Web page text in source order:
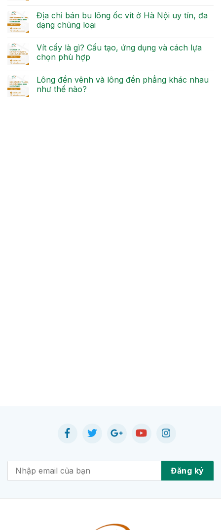
Địa chỉ bán bu lông ốc vít ở Hà Nội uy tín, đa
dạng chủng loại
Vít cấy là gì? Cấu tạo, ứng dụng và cách lựa
chọn phù hợp
Lông đền vênh và lông đền phẳng khác nhau
như thế nào?